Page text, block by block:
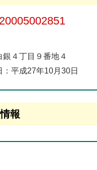
４丁目９番地４
平成27年10月30日
報